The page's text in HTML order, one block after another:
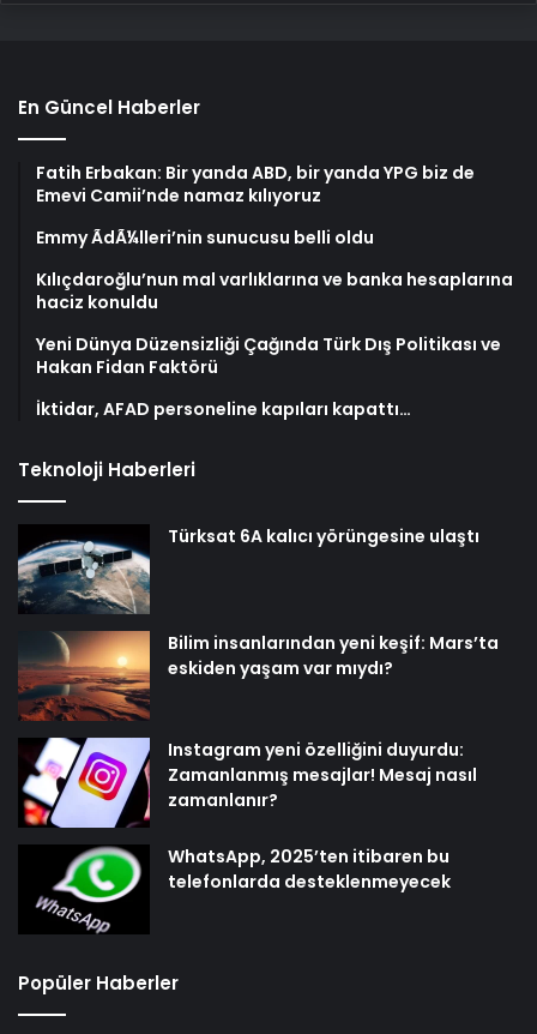
En Güncel Haberler
Fatih Erbakan: Bir yanda ABD, bir yanda YPG biz de
Emevi Camii’nde namaz kılıyoruz
Emmy ÃdÃ¼lleri’nin sunucusu belli oldu
Kılıçdaroğlu’nun mal varlıklarına ve banka hesaplarına
haciz konuldu
Yeni Dünya Düzensizliği Çağında Türk Dış Politikası ve
Hakan Fidan Faktörü
İktidar, AFAD personeline kapıları kapattı…
Teknoloji Haberleri
Türksat 6A kalıcı yörüngesine ulaştı
Bilim insanlarından yeni keşif: Mars’ta
eskiden yaşam var mıydı?
Instagram yeni özelliğini duyurdu:
Zamanlanmış mesajlar! Mesaj nasıl
zamanlanır?
WhatsApp, 2025’ten itibaren bu
telefonlarda desteklenmeyecek
Popüler Haberler